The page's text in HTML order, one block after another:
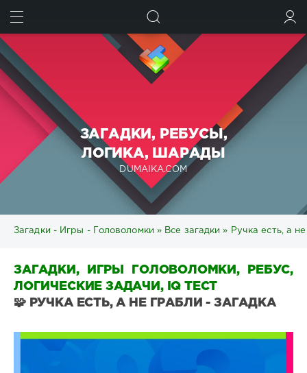
ЗАГАДКИ, РЕБУСЫ,
ЛОГИКА, ШАРАДЫ
DUMAIKA.COM
Загадки - Игры - Головоломки » Все загадки » Ручка есть, а
ЗАГАДКИ, ИГРЫ ГОЛОВОЛОМКИ, РЕБУС,
ЛОГИЧЕСКИЕ ЗАДАЧИ, IQ ТЕСТ
🧩 РУЧКА ЕСТЬ, А НЕ ГРАБЛИ - ЗАГАДКА